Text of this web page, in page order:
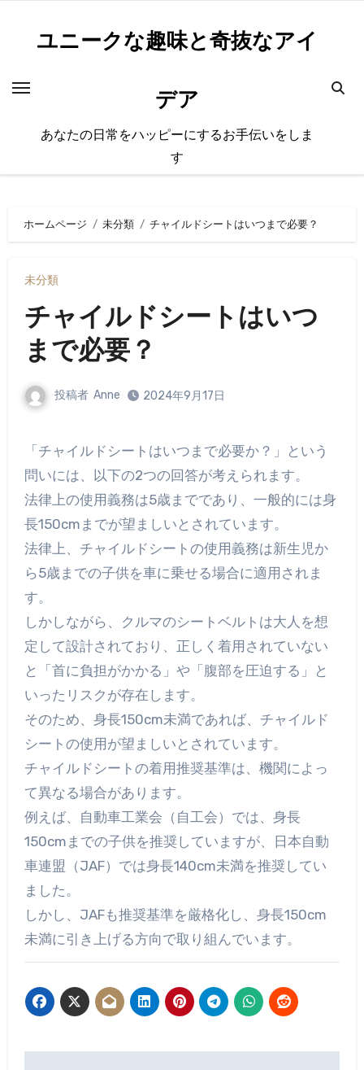
ユニークな趣味と奇抜なアイ
デア
あなたの日常をハッピーにするお手伝いをしま
す
ホームページ 未分類 チャイルドシートはいつまで必要？
未分類
チャイルドシートはいつ
まで必要？
投稿者 Anne 2024年9月17日
「チャイルドシートはいつまで必要か？」という
問いには、以下の2つの回答が考えられます。
法律上の使用義務は5歳までであり、一般的には身
長150cmまでが望ましいとされています。
法律上、チャイルドシートの使用義務は新生児か
ら5歳までの子供を車に乗せる場合に適用されま
す。
しかしながら、クルマのシートベルトは大人を想
定して設計されており、正しく着用されていない
と「首に負担がかかる」や「腹部を圧迫する」と
いったリスクが存在します。
そのため、身長150cm未満であれば、チャイルド
シートの使用が望ましいとされています。
チャイルドシートの着用推奨基準は、機関によっ
て異なる場合があります。
例えば、自動車工業会（自工会）では、身長
150cmまでの子供を推奨していますが、日本自動
車連盟（JAF）では身長140cm未満を推奨してい
ました。
しかし、JAFも推奨基準を厳格化し、身長150cm
未満に引き上げる方向で取り組んでいます。